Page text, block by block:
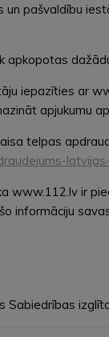
pašvaldību
iepazīties ar
apjukumu
telpas
www.112.lv ir
informāciju
Sabiedrības